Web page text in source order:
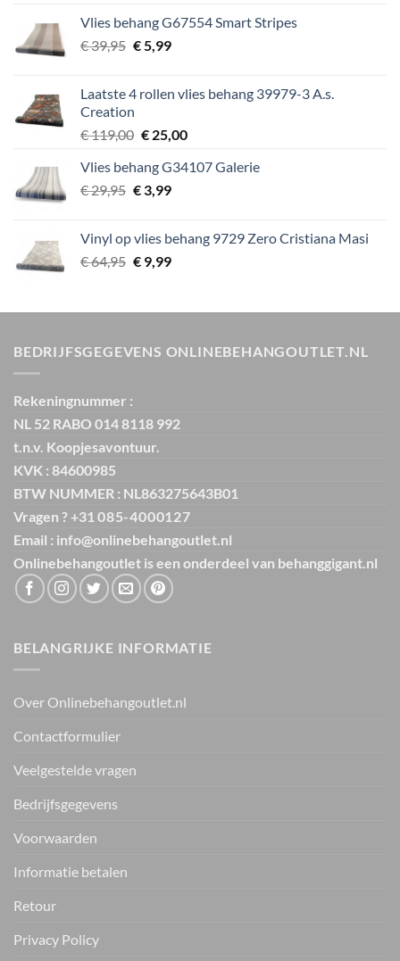
was:
€ 89,00.
is:
Vlies behang G67554 Smart Stripes
€39,95 Oorspronkelijke
€ 39,95.
€5,99Huidige
€ 5,99.
Laatste 4 rollen vlies behang 39979-3 A.s.
Creation
€119,00 Oorspronkelijke
was:
€ 119,00.
€25,00Huidige
is:
Vlies behang G34107 Galerie
€29,95 Oorspronkelijke
€ 29,95.
€3,99Huidige
€ 3,99.
Vinyl op vlies behang 9729 Zero Cristiana Masi
€64,95 Oorspronkelijke
€ 64,95.
€9,99Huidige
€ 9,99.
BEDRIJFSGEGEVENS ONLINEBEHANGOUTLET.NL
Rekeningnummer :
NL 52 RABO 014 8118 992
t.n.v. Koopjesavontuur.
KVK : 84600985
BTW NUMMER : NL863275643B01
Vragen ? +31 085-4000127
Email : info@onlinebehangoutlet.nl
Onlinebehangoutlet is een onderdeel van behanggigant.nl
BELANGRIJKE INFORMATIE
Over Onlinebehangoutlet.nl
Contactformulier
Veelgestelde vragen
Bedrijfsgegevens
Voorwaarden
Informatie betalen
Retour
Privacy Policy